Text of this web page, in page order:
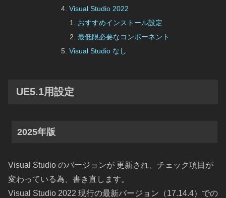
Visual Studio 2022
おすすめインストール設定
最低限必要なコンポーネント
Visual Studio なし
UE5.1用設定
2025年版
Visual Studio のバージョンが 更新され、チェック項目が
変わっている為、書き直します。
Visual Studio 2022 現行の最新バージョン（17.14.4）での